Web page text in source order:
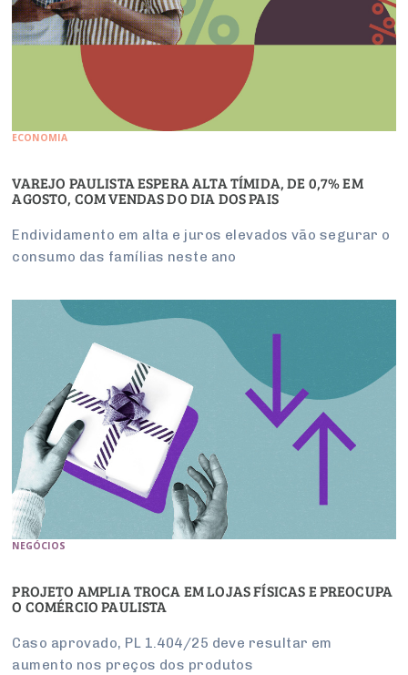
ECONOMIA
VAREJO PAULISTA ESPERA ALTA TÍMIDA, DE 0,7% EM
AGOSTO, COM VENDAS DO DIA DOS PAIS
Endividamento em alta e juros elevados vão segurar o
consumo das famílias neste ano
NEGÓCIOS
PROJETO AMPLIA TROCA EM LOJAS FÍSICAS E PREOCUPA
O COMÉRCIO PAULISTA
Caso aprovado, PL 1.404/25 deve resultar em
aumento nos preços dos produtos